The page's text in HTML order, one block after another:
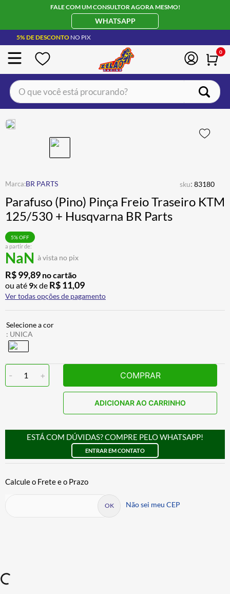
FALE COM UM CONSULTOR AGORA MESMO!
WHATSAPP
5% DE DESCONTO NO PIX
0
O que você está procurando?
BR PARTS sku: 83180
Parafuso (Pino) Pinça Freio Traseiro KTM
125/530 + Husqvarna BR Parts
a partir de:
NaN à vista no pix
5% OFF
R$99,89 no cartão
ou até 9x de R$11,09
Ver todas opções de pagamento
: UNICA
- 1 + COMPRAR
ADICIONAR AO CARRINHO
ESTÁ COM DÚVIDAS? COMPRE PELO WHATSAPP!
ENTRAR EM CONTATO
Não sei meu CEP
BOTA
4º ÓCULOS SOLAR
5º LUVA
6º BAU
7º
8 º ALPINESTAR
9º AIROH
10º BOTAS